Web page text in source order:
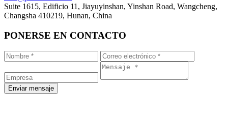
Suite 1615, Edificio 11, Jiayuyinshan, Yinshan Road, Wangcheng,
Changsha 410219, Hunan, China
PONERSE EN CONTACTO
Enviar mensaje